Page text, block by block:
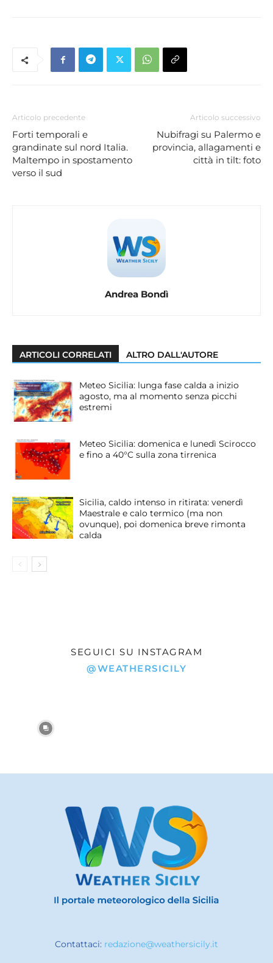
Articolo precedente
Forti temporali e
grandinate sul nord Italia.
Maltempo in spostamento
verso il sud
Articolo successivo
Nubifragi su Palermo e
provincia, allagamenti e
città in tilt: foto
Andrea Bondì
ARTICOLI CORRELATI ALTRO DALL'AUTORE
Meteo Sicilia: lunga fase calda a inizio
agosto, ma al momento senza picchi
estremi
Meteo Sicilia: domenica e lunedì Scirocco
e fino a 40°C sulla zona tirrenica
Sicilia, caldo intenso in ritirata: venerdì
Maestrale e calo termico (ma non
ovunque), poi domenica breve rimonta
calda
SEGUICI SU INSTAGRAM
@WEATHERSICILY
Contattaci: redazione@weathersicily.it